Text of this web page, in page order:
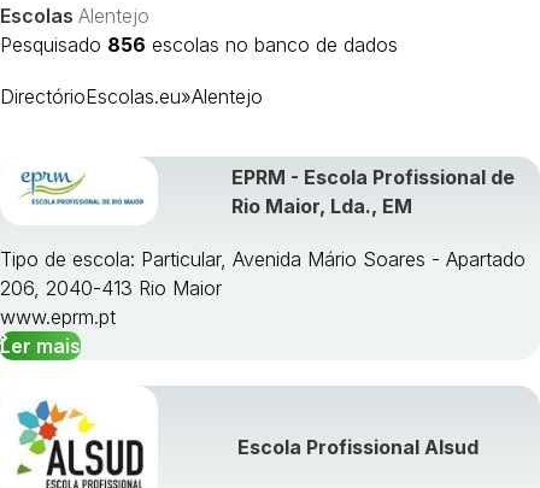
Baixo Alentejo
Escolas Alentejo
Pesquisado 856 escolas no banco de dados
DirectórioEscolas.eu»Alentejo
EPRM - Escola Profissional de
Rio Maior, Lda., EM
Tipo de escola: Particular, Avenida Mário Soares - Apartado
206, 2040-413 Rio Maior
www.eprm.pt
Ler mais
Escola Profissional Alsud